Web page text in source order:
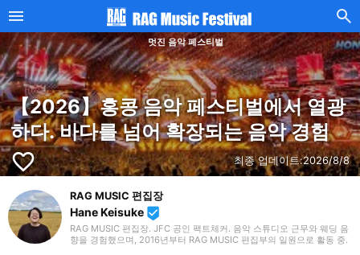
멋진 음악 페스티벌
【2026】홍콩 음악 페스티벌에서 열광
하다. 바다를 넘어 확장되는 음악 경험
favorite_border 최종 업데이트:2026/8/8
RAG MUSIC 편집장
Hane Keisuke beenhere
RAG MUSIC 편집장. JFC 공인 팩트체커. 음악 스튜디오 근무와 웨딩 음
향을 경험했으며, 2016년부터 RAG MUSIC 편집부의 일원으로 활동 중.